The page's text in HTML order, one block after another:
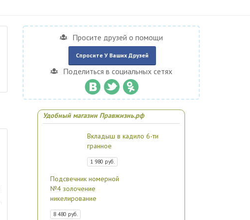
Просите друзей о помощи
Спросите У Ваших Друзей
Поделиться в социальных сетях
Удобный магазин Правжизнь.рф
Вкладыш в кадило 6-ти
гранное
1 980 руб.
Подсвечник номерной
№4 золочение
никелирование
8 480 руб.